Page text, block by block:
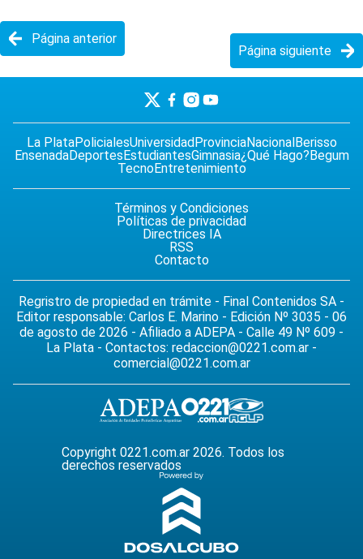
Página anterior
Página siguiente
La PlataPolicialesUniversidadProvinciaNacionalBerisso
EnsenadaDeportesEstudiantesGimnasia¿Qué Hago?Begum
TecnoEntretenimiento
Términos y Condiciones
Políticas de privacidad
Directrices IA
RSS
Contacto
Regristro de propiedad en trámite - Final Contenidos SA -
Editor responsable: Carlos E. Marino - Edición Nº 3035 - 06
de agosto de 2026 - Afiliado a ADEPA - Calle 49 Nº 609 -
La Plata - Contactos: redaccion@0221.com.ar -
comercial@0221.com.ar
Copyright 0221.com.ar 2026. Todos los
derechos reservados